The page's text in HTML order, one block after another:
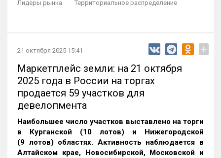
Лидеры рынка
Территориальное распределение
21 октября 2025 15:41 +
Маркетплейс земли: на 21 октября
2025 года в России на торгах
продается 59 участков для
девелопмента
Наибольшее число участков выставлено на торги
в Курганской (10 лотов) и Нижегородской
(9 лотов) областях. Активность наблюдается в
Алтайском крае, Новосибирской, Московской и